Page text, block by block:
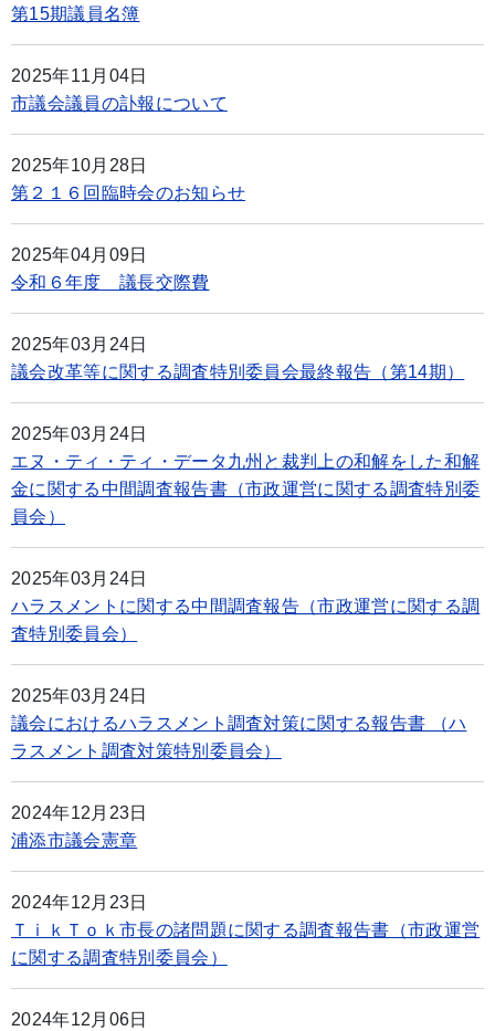
第15期議員名簿
2025年11月04日
市議会議員の訃報について
2025年10月28日
第２１６回臨時会のお知らせ
2025年04月09日
令和６年度 議長交際費
2025年03月24日
議会改革等に関する調査特別委員会最終報告（第14期）
2025年03月24日
エヌ・ティ・ティ・データ九州と裁判上の和解をした和解
金に関する中間調査報告書（市政運営に関する調査特別委
員会）
2025年03月24日
ハラスメントに関する中間調査報告（市政運営に関する調
査特別委員会）
2025年03月24日
議会におけるハラスメント調査対策に関する報告書 （ハ
ラスメント調査対策特別委員会）
2024年12月23日
浦添市議会憲章
2024年12月23日
ＴｉｋＴｏｋ市長の諸問題に関する調査報告書（市政運営
に関する調査特別委員会）
2024年12月06日